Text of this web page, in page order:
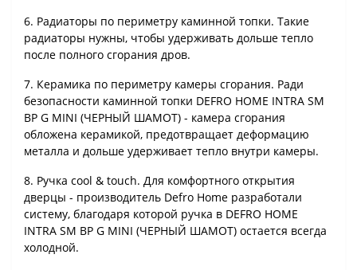
6. Радиаторы по периметру каминной топки. Такие
радиаторы нужны, чтобы удерживать дольше тепло
после полного сгорания дров.
7. Керамика по периметру камеры сгорания. Ради
безопасности каминной топки DEFRO HOME INTRA SM
BP G MINI (ЧЕРНЫЙ ШАМОТ) - камера сгорания
обложена керамикой, предотвращает деформацию
металла и дольше удерживает тепло внутри камеры.
8. Ручка cool & touch. Для комфортного открытия
дверцы - производитель Defro Home разработали
систему, благодаря которой ручка в DEFRO HOME
INTRA SM BP G MINI (ЧЕРНЫЙ ШАМОТ) остается всегда
холодной.